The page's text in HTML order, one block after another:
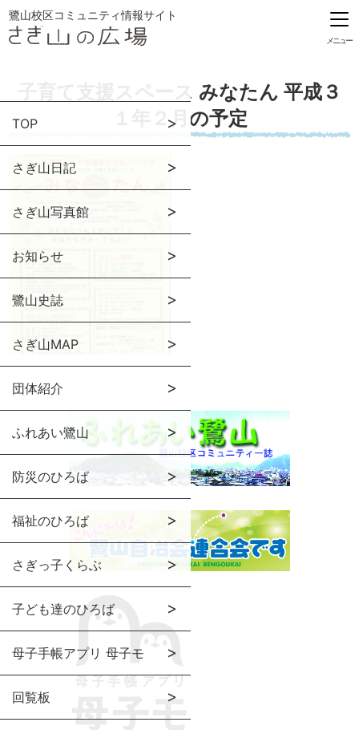
鷺山校区コミュニティ情報サイト
メニュー
TOP
さぎ山日記
さぎ山写真館
お知らせ
鷺山史誌
さぎ山MAP
団体紹介
ふれあい鷺山
防災のひろば
福祉のひろば
さぎっ子くらぶ
子ども達のひろば
母子手帳アプリ 母子モ
回覧板
子育て支援スペース みなたん 平成３
１年２月の予定